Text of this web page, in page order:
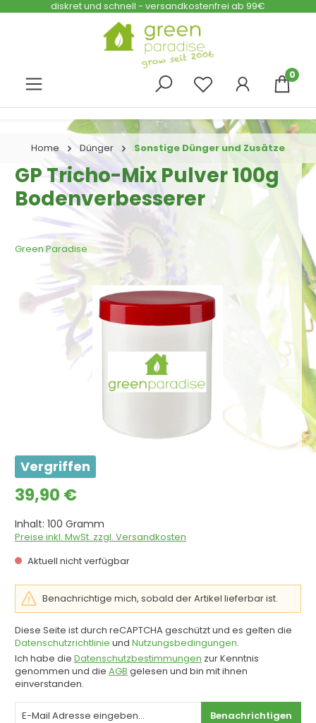
Zum Hauptinhalt springen
diskret und schnell - versandkostenfrei ab 99€
0
Home Dünger Sonstige Dünger und Zusätze
GP Tricho-Mix Pulver 100g
Bodenverbesserer
Green Paradise
Bildergalerie überspringen
Vergriffen
Regulärer Preis:
39,90 €
Inhalt: 100 Gramm
Preise inkl. MwSt. zzgl. Versandkosten
Aktuell nicht verfügbar
Benachrichtige mich, sobald der Artikel lieferbar ist.
Diese Seite ist durch reCAPTCHA geschützt und es gelten die
Datenschutzrichtlinie und Nutzungsbedingungen.
Ich habe die Datenschutzbestimmungen zur Kenntnis
genommen und die AGB gelesen und bin mit ihnen
einverstanden.
Benachrichtigen